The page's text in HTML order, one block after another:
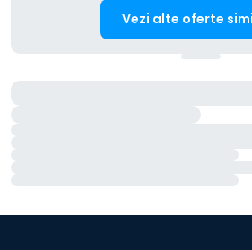
Vezi alte oferte